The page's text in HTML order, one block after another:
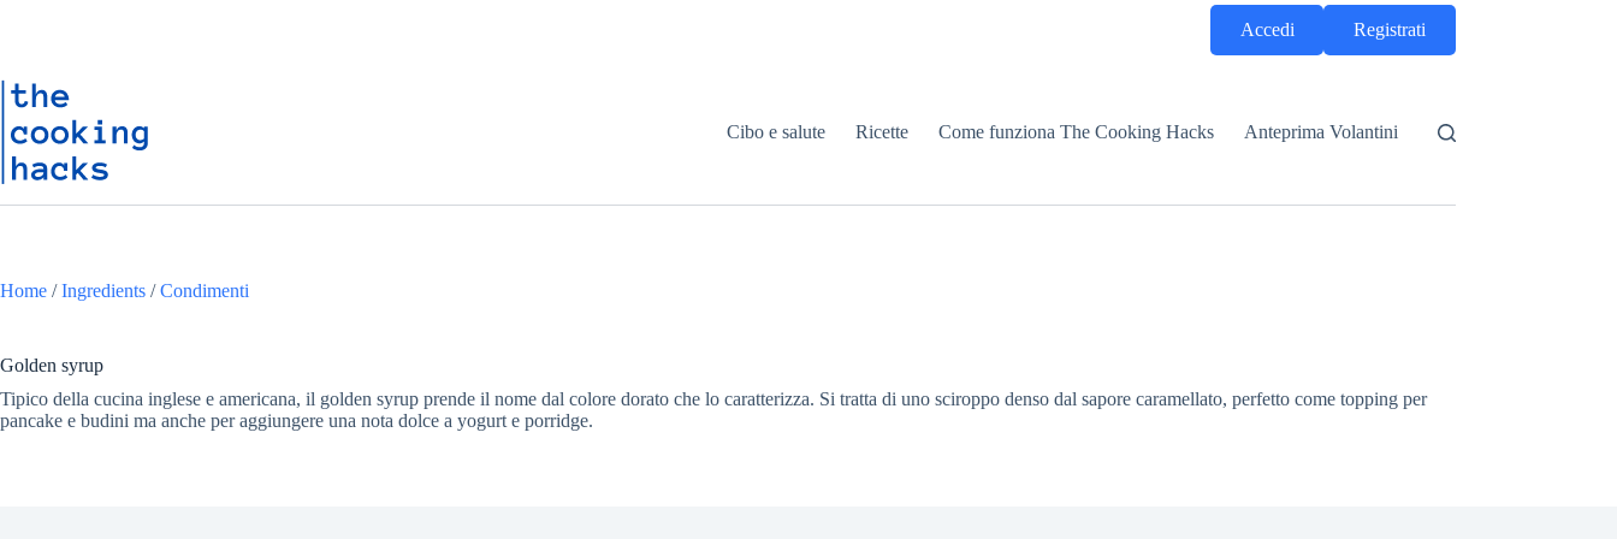
t
o
n
u
Accedi Registrati
Cibo e salute Ricette Come funziona The Cooking Hacks Anteprima Volantini
Home /Ingredients /Condimenti
Golden syrup
Tipico della cucina inglese e americana, il golden syrup prende il nome dal colore dorato che lo caratterizza. Si tratta di uno sciroppo denso dal sapore caramellato, perfetto come topping per
pancake e budini ma anche per aggiungere una nota dolce a yogurt e porridge.